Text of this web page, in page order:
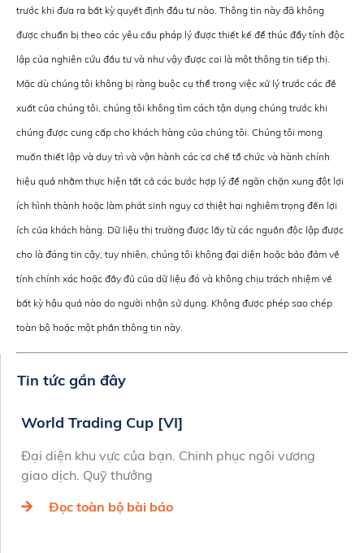
trước khi đưa ra bất kỳ quyết định đầu tư nào. Thông tin này đã không
được chuẩn bị theo các yêu cầu pháp lý được thiết kế để thúc đẩy tính độc
lập của nghiên cứu đầu tư và như vậy được coi là một thông tin tiếp thị.
Mặc dù chúng tôi không bị ràng buộc cụ thể trong việc xử lý trước các đề
xuất của chúng tôi, chúng tôi không tìm cách tận dụng chúng trước khi
chúng được cung cấp cho khách hàng của chúng tôi. Chúng tôi mong
muốn thiết lập và duy trì và vận hành các cơ chế tổ chức và hành chính
hiệu quả nhằm thực hiện tất cả các bước hợp lý để ngăn chặn xung đột lợi
ích hình thành hoặc làm phát sinh nguy cơ thiệt hại nghiêm trọng đến lợi
ích của khách hàng. Dữ liệu thị trường được lấy từ các nguồn độc lập được
cho là đáng tin cậy, tuy nhiên, chúng tôi không đại diện hoặc bảo đảm về
tính chính xác hoặc đầy đủ của dữ liệu đó và không chịu trách nhiệm về
bất kỳ hậu quả nào do người nhận sử dụng. Không được phép sao chép
toàn bộ hoặc một phần thông tin này.
Tin tức gần đây
World Trading Cup [VI]
Đại diện khu vực của bạn. Chinh phục ngôi vương
giao dịch. Quỹ thưởng
Đọc toàn bộ bài báo